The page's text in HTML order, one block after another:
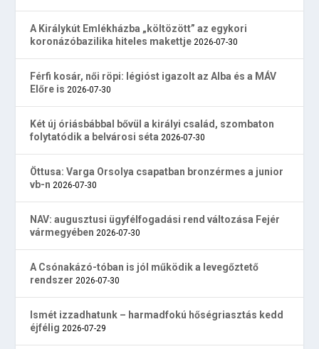
A Királykút Emlékházba „költözött” az egykori
koronázóbazilika hiteles makettje 2026-07-30
Férfi kosár, női röpi: légióst igazolt az Alba és a MÁV
Előre is 2026-07-30
Két új óriásbábbal bővül a királyi család, szombaton
folytatódik a belvárosi séta 2026-07-30
Öttusa: Varga Orsolya csapatban bronzérmes a junior
vb-n 2026-07-30
NAV: augusztusi ügyfélfogadási rend változása Fejér
vármegyében 2026-07-30
A Csónakázó-tóban is jól működik a levegőztető
rendszer 2026-07-30
Ismét izzadhatunk – harmadfokú hőségriasztás kedd
éjfélig 2026-07-29